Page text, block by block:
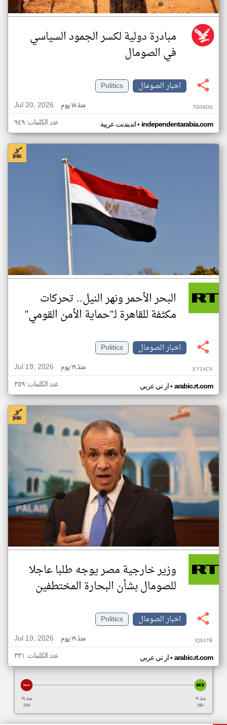
مبادرة دولية لكسر الجمود السياسي
في الصومال
اخبار الصومال
Politics
Jul 20, 2026
منذ ١٨ يوم TG09DS
اندبندنت عربية• independentarabia.com عدد الكلمات: ٩٤٩
البحر الأحمر ونهر النيل.. تحركات
مكثفة للقاهرة لـ"حماية الأمن القومي"
اخبار الصومال
Politics
Jul 19, 2026
منذ ١٩ يوم EY14CV
ار تي عربي• arabic.rt.com عدد الكلمات: ٣٥٩
وزير خارجية مصر يوجه طلبا عاجلا
للصومال بشأن البحارة المختطفين
اخبار الصومال
Politics
Jul 19, 2026
منذ ١٩ يوم IQ61TB
ار تي عربي• arabic.rt.com عدد الكلمات: ٣٣١
منذ ١٩
يوم
منذ ١٩
يوم